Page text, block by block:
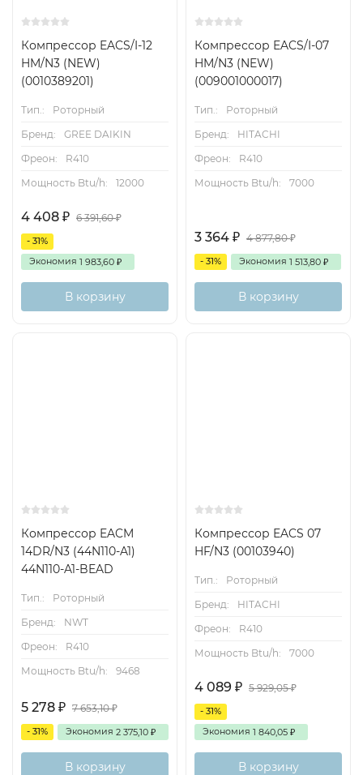
Компрессор EACS/I-12
HM/N3 (NEW)
(0010389201)
Тип.:
Роторный
Бренд:
GREE DAIKIN
Фреон:
R410
Мощность Btu/h:
12000
4 408 ₽ 6 391,60₽
- 31%
Экономия 1 983,60 ₽
В корзину
Компрессор EACS/I-07
HM/N3 (NEW)
(009001000017)
Тип.:
Роторный
Бренд:
HITACHI
Фреон:
R410
Мощность Btu/h:
7000
3 364 ₽ 4 877,80₽
- 31% Экономия 1 513,80 ₽
В корзину
Компрессор EACM
14DR/N3 (44N110-A1)
44N110-A1-BEAD
Тип.:
Роторный
Бренд:
NWT
Фреон:
R410
Мощность Btu/h:
9468
5 278 ₽ 7 653,10₽
- 31% Экономия 2 375,10 ₽
В корзину
Компрессор EACS 07
HF/N3 (00103940)
Тип.:
Роторный
Бренд:
HITACHI
Фреон:
R410
Мощность Btu/h:
7000
4 089 ₽ 5 929,05₽
- 31%
Экономия 1 840,05 ₽
В корзину